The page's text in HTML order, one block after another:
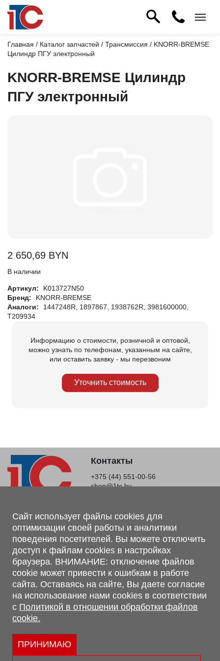
Главная / Каталог запчастей / Трансмиссия / KNORR-BREMSE
Цилиндр ПГУ электронный
KNORR-BREMSE Цилиндр
ПГУ электронный
2 650,69 BYN
В наличии
Артикул:
K013727N50
Бренд:
KNORR-BREMSE
Аналоги:
1447248R, 1897867, 1938762R, 3981600000,
T209934
Информацию о стоимости, розничной и оптовой,
можно узнать по телефонам, указанным на сайте,
или оставить заявку - мы перезвоним
Уточнить стоимость
Контакты
+375 (44) 551-00-56
shop@1tc.by
Магазин, склад
г. Минск, Минский р-н, п. Привольный, ул. Мира, 20А,
223062
г. Брест, ул. Лейтенанта Рябцева, 108 В, 224701
Обращаем Ваше внимание, что вся предоставленная на сайте
информация, касающаяся комплектаций, технических
характеристик, цветовых сочетаний, а также стоимости и
сервисного обслуживания носит информационный характер и
не является публичной офертой, определяемой п.2 ст.407
Гражданского кодекса Республики Беларусь.
Политика обработки персональных данных
Политикой в отношении обработки файлов cookie.
Сайт использует файлы cookies для
оптимизации своей работы и аналитики
поведения посетителей. Вы можете отключить
доступ к файлам cookies в настройках
браузера. ВНИМАНИЕ: отключение файлов
cookie может привести к ошибкам в работе
сайта. Оставаясь на сайте, Вы даете согласие
на использование нами cookies в соответствии
с Политикой в отношении обработки файлов
cookie.
ПРИНИМАЮ